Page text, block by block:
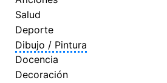
Salud
Deporte
Dibujo / Pintura
Docencia
Decoración